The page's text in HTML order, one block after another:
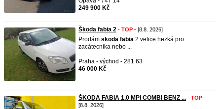
249 900 Kč
Škoda fabia 2 - TOP - [8.8. 2026]
Prodám skoda fabia 2 velice hezká pro
zacátecníka nebo ...
Praha - východ - 281 63
46 000 Kč
ŠKODA FABIA 1.0 MPi COMBI BENZ ... - TOP -
[8.8. 2026]